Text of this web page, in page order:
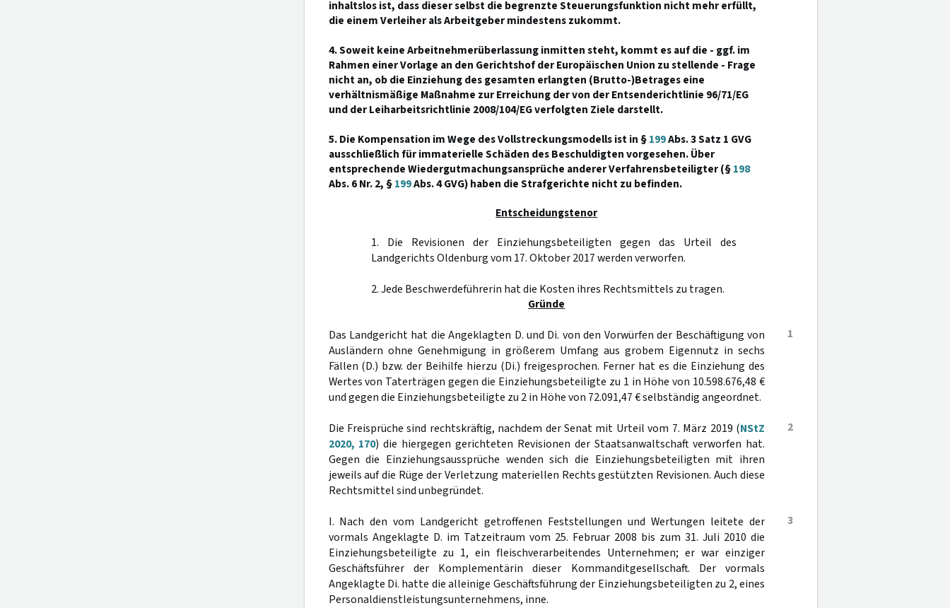
inhaltslos ist, dass dieser selbst die begrenzte Steuerungsfunktion nicht mehr erfüllt,
die einem Verleiher als Arbeitgeber mindestens zukommt.
4. Soweit keine Arbeitnehmerüberlassung inmitten steht, kommt es auf die - ggf. im
Rahmen einer Vorlage an den Gerichtshof der Europäischen Union zu stellende - Frage
nicht an, ob die Einziehung des gesamten erlangten (Brutto-)Betrages eine
verhältnismäßige Maßnahme zur Erreichung der von der Entsenderichtlinie 96/71/EG
und der Leiharbeitsrichtlinie 2008/104/EG verfolgten Ziele darstellt.
5. Die Kompensation im Wege des Vollstreckungsmodells ist in §199Abs. 3 Satz 1 GVG
ausschließlich für immaterielle Schäden des Beschuldigten vorgesehen. Über
entsprechende Wiedergutmachungsansprüche anderer Verfahrensbeteiligter (§198
Abs. 6 Nr. 2, §199Abs. 4 GVG) haben die Strafgerichte nicht zu befinden.
Entscheidungstenor
1. Die Revisionen der Einziehungsbeteiligten gegen das Urteil des
Landgerichts Oldenburg vom 17. Oktober 2017 werden verworfen.
2. Jede Beschwerdeführerin hat die Kosten ihres Rechtsmittels zu tragen.
Gründe
1
Das Landgericht hat die Angeklagten D. und Di. von den Vorwürfen der Beschäftigung von
Ausländern ohne Genehmigung in größerem Umfang aus grobem Eigennutz in sechs
Fällen (D.) bzw. der Beihilfe hierzu (Di.) freigesprochen. Ferner hat es die Einziehung des
Wertes von Taterträgen gegen die Einziehungsbeteiligte zu 1 in Höhe von 10.598.676,48 €
und gegen die Einziehungsbeteiligte zu 2 in Höhe von 72.091,47 € selbständig angeordnet.
2
Die Freisprüche sind rechtskräftig, nachdem der Senat mit Urteil vom 7. März 2019 (NStZ
2020, 170) die hiergegen gerichteten Revisionen der Staatsanwaltschaft verworfen hat.
Gegen die Einziehungsaussprüche wenden sich die Einziehungsbeteiligten mit ihren
jeweils auf die Rüge der Verletzung materiellen Rechts gestützten Revisionen. Auch diese
Rechtsmittel sind unbegründet.
3
I. Nach den vom Landgericht getroffenen Feststellungen und Wertungen leitete der
vormals Angeklagte D. im Tatzeitraum vom 25. Februar 2008 bis zum 31. Juli 2010 die
Einziehungsbeteiligte zu 1, ein fleischverarbeitendes Unternehmen; er war einziger
Geschäftsführer der Komplementärin dieser Kommanditgesellschaft. Der vormals
Angeklagte Di. hatte die alleinige Geschäftsführung der Einziehungsbeteiligten zu 2, eines
Personaldienstleistungsunternehmens, inne.